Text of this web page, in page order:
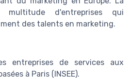
d'entreprises qui
des talents en marketing.
entreprises de services aux
à Paris (INSEE).